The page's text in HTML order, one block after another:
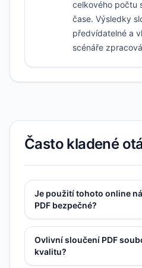
celkového počtu
čase. Výsledky
předvídatelné a
scénáře
Často kladené
Je použití tohoto online
PDF bezpečné?
Ovlivní sloučení PDF
kvalitu?